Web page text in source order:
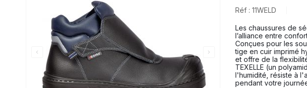
Réf : 11WELD
Les chaussures de
l’alliance entre
Conçues pour les
tige en cuir imprimé
et offre de la
TEXELLE (un
l'humidité, résiste à
pendant votre